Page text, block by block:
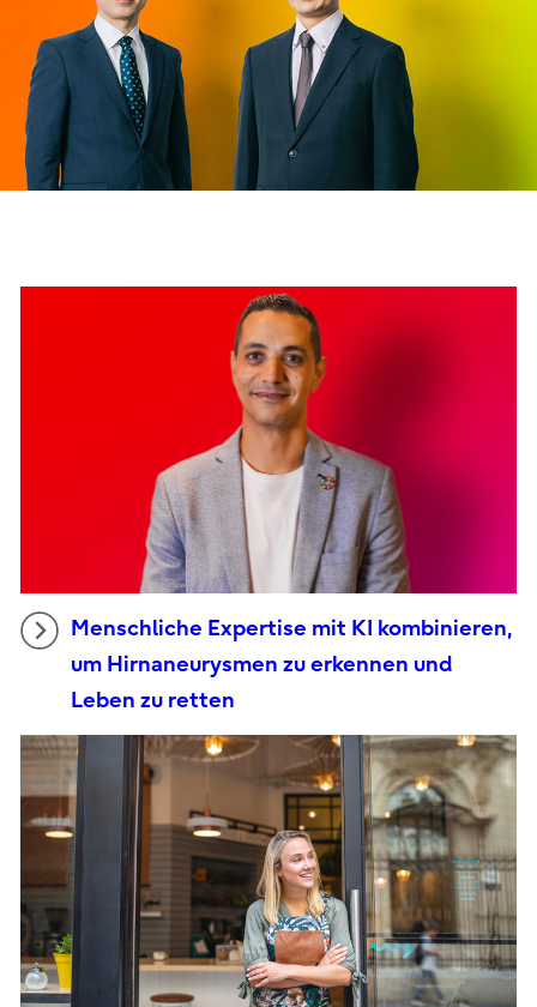
Menschliche Expertise mit KI kombinieren,
um Hirnaneurysmen zu erkennen und
Leben zu retten